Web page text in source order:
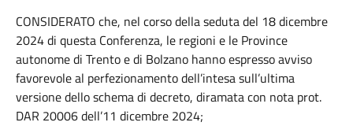
CONSIDERATO che, nel corso della seduta del 18 dicembre
2024 di questa Conferenza, le regioni e le Province
autonome di Trento e di Bolzano hanno espresso avviso
favorevole al perfezionamento dell’intesa sull’ultima
versione dello schema di decreto, diramata con nota prot.
DAR 20006 dell’11 dicembre 2024;